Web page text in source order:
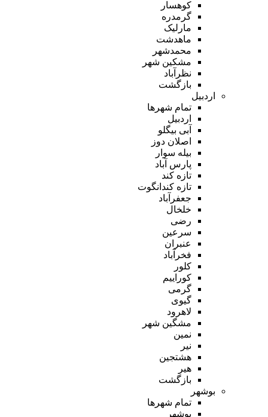
کوهسار
گرمدره
مارلیک
ماهدشت
محمدشهر
مشکین شهر
نظرآباد
بازگشت
اردبیل
تمام شهر‌ها
اردبیل
آبی بیگلو
اصلان دوز
بیله سوار
پارس آباد
تازه کند
تازه کندانگوت
جعفرآباد
خلخال
رضی
سرعین
عنبران
فخرآباد
کلور
کوراییم
گرمی
گیوی
لاهرود
مشگین شهر
نمین
نیر
هشتجین
هیر
بازگشت
بوشهر
تمام شهر‌ها
بوشهر